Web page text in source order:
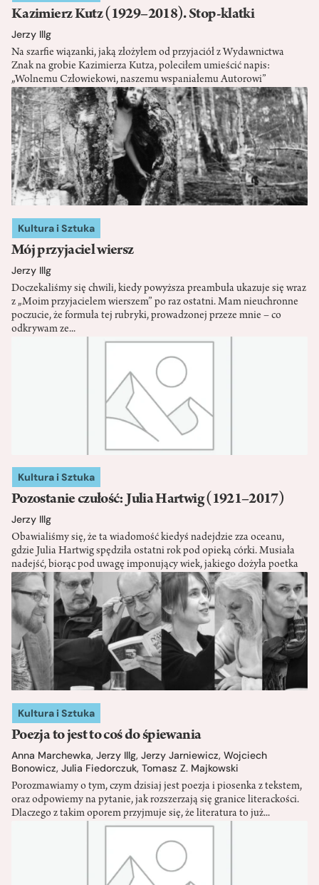
Kazimierz Kutz (1929–2018). Stop-klatki
Jerzy Illg
Na szarfie wiązanki, jaką złożyłem od przyjaciół z Wydawnictwa
Znak na grobie Kazimierza Kutza, poleciłem umieścić napis:
„Wolnemu Człowiekowi, naszemu wspaniałemu Autorowi”
Kultura i Sztuka
Mój przyjaciel wiersz
Jerzy Illg
Doczekaliśmy się chwili, kiedy powyższa preambuła ukazuje się wraz
z „Moim przyjacielem wierszem” po raz ostatni. Mam nieuchronne
poczucie, że formuła tej rubryki, prowadzonej przeze mnie – co
odkrywam ze...
Kultura i Sztuka
Pozostanie czułość: Julia Hartwig (1921–2017)
Jerzy Illg
Obawialiśmy się, że ta wiadomość kiedyś nadejdzie zza oceanu,
gdzie Julia Hartwig spędziła ostatni rok pod opieką córki. Musiała
nadejść, biorąc pod uwagę imponujący wiek, jakiego dożyła poetka
Kultura i Sztuka
Poezja to jest to coś do śpiewania
Anna Marchewka, Jerzy Illg, Jerzy Jarniewicz, Wojciech
Bonowicz, Julia Fiedorczuk, Tomasz Z. Majkowski
Porozmawiamy o tym, czym dzisiaj jest poezja i piosenka z tekstem,
oraz odpowiemy na pytanie, jak rozszerzają się granice literackości.
Dlaczego z takim oporem przyjmuje się, że literatura to już...